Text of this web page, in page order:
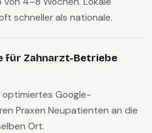
schneller als nationale.
für Zahnarzt-Betriebe
Google-
Praxen Neupatienten an die
Ort.